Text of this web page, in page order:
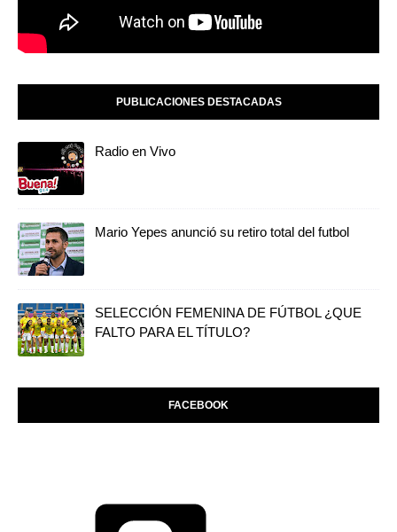
PUBLICACIONES DESTACADAS
Radio en Vivo
Mario Yepes anunció su retiro total del futbol
SELECCIÓN FEMENINA DE FÚTBOL ¿QUE
FALTO PARA EL TÍTULO?
FACEBOOK